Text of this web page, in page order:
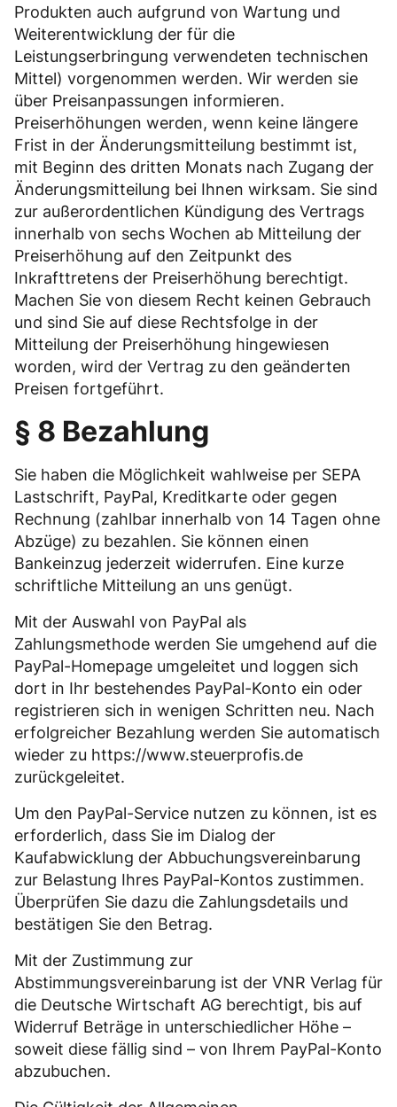
Produkten auch aufgrund von Wartung und
Weiterentwicklung der für die
Leistungserbringung verwendeten technischen
Mittel) vorgenommen werden. Wir werden sie
über Preisanpassungen informieren.
Preiserhöhungen werden, wenn keine längere
Frist in der Änderungsmitteilung bestimmt ist,
mit Beginn des dritten Monats nach Zugang der
Änderungsmitteilung bei Ihnen wirksam. Sie sind
zur außerordentlichen Kündigung des Vertrags
innerhalb von sechs Wochen ab Mitteilung der
Preiserhöhung auf den Zeitpunkt des
Inkrafttretens der Preiserhöhung berechtigt.
Machen Sie von diesem Recht keinen Gebrauch
und sind Sie auf diese Rechtsfolge in der
Mitteilung der Preiserhöhung hingewiesen
worden, wird der Vertrag zu den geänderten
Preisen fortgeführt.
§ 8 Bezahlung
Sie haben die Möglichkeit wahlweise per SEPA
Lastschrift, PayPal, Kreditkarte oder gegen
Rechnung (zahlbar innerhalb von 14 Tagen ohne
Abzüge) zu bezahlen. Sie können einen
Bankeinzug jederzeit widerrufen. Eine kurze
schriftliche Mitteilung an uns genügt.
Mit der Auswahl von PayPal als
Zahlungsmethode werden Sie umgehend auf die
PayPal-Homepage umgeleitet und loggen sich
dort in Ihr bestehendes PayPal-Konto ein oder
registrieren sich in wenigen Schritten neu. Nach
erfolgreicher Bezahlung werden Sie automatisch
wieder zu https://www.steuerprofis.de
zurückgeleitet.
Um den PayPal-Service nutzen zu können, ist es
erforderlich, dass Sie im Dialog der
Kaufabwicklung der Abbuchungsvereinbarung
zur Belastung Ihres PayPal-Kontos zustimmen.
Überprüfen Sie dazu die Zahlungsdetails und
bestätigen Sie den Betrag.
Mit der Zustimmung zur
Abstimmungsvereinbarung ist der VNR Verlag für
die Deutsche Wirtschaft AG berechtigt, bis auf
Widerruf Beträge in unterschiedlicher Höhe –
soweit diese fällig sind – von Ihrem PayPal-Konto
abzubuchen.